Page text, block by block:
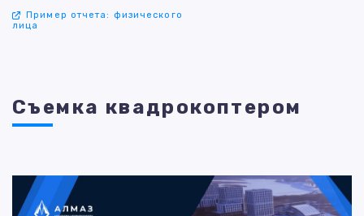
Пример отчета: физического
лица
Съемка квадрокоптером